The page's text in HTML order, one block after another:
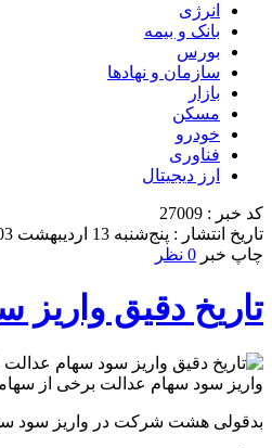
انرژی
بانک و بیمه
بورس
سازمان و نهادها
بازار
مسکن
خودرو
فناوری
ارز دیجیتال
کد خبر : 27009
تاریخ انتشار : پنج‌شنبه 13 اردیبهشت 1403 - 13:31
چاپ خبر 0 نظر
تاریخ دقیق
واریز سود سهام عدالت برخی از
بدقولی هشت شرکت در واریز سود